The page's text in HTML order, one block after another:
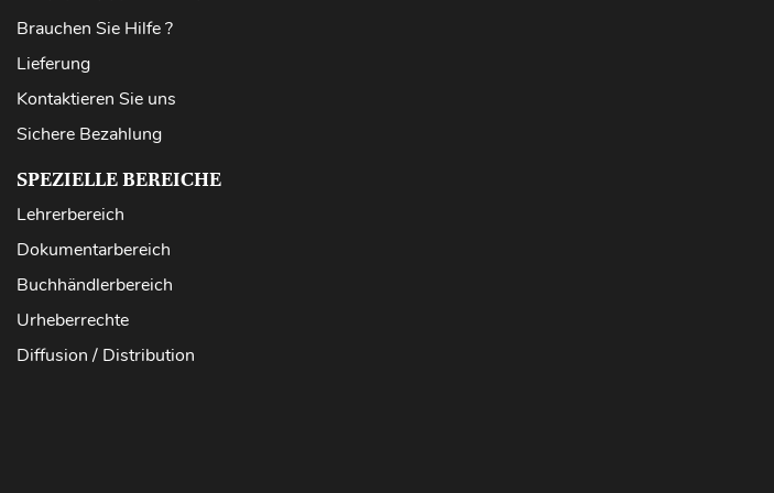
Brauchen Sie Hilfe ?
Lieferung
Kontaktieren Sie uns
Sichere Bezahlung
SPEZIELLE BEREICHE
Lehrerbereich
Dokumentarbereich
Buchhändlerbereich
Urheberrechte
Diffusion / Distribution